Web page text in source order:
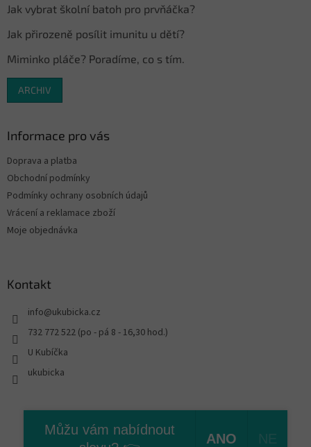
Jak vybrat školní batoh pro prvňáčka?
Jak přirozeně posílit imunitu u dětí?
Miminko pláče? Poradíme, co s tím.
ARCHIV
Informace pro vás
Doprava a platba
Obchodní podmínky
Podmínky ochrany osobních údajů
Vrácení a reklamace zboží
Moje objednávka
Kontakt
info@ukubicka.cz
732 772 522 (po - pá 8 - 16,30 hod.)
U Kubíčka
ukubicka
Vytvořil Shoptet
Můžu vám nabídnout
ANO NE